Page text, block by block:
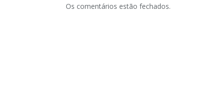
Os comentários estão fechados.